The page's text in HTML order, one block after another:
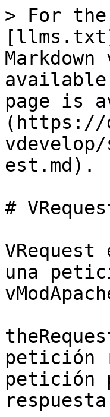
> For the
page is
(https://
est.md).
#
una
petición
petición